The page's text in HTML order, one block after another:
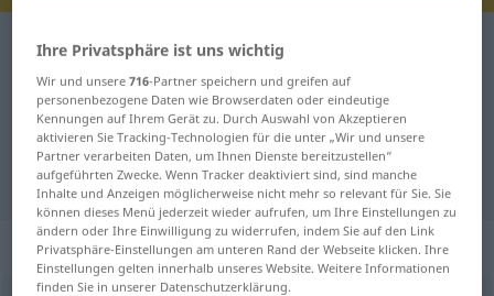
Deutsch-Japanisch Wörterbuch
Deutsch-Japanisch Übersetzung
für "platt"
"platt" Japanisch Übersetzung
„platt“
Ihre Privatsphäre ist uns wichtig
Wir und unsere716-Partner speichern und greifen auf
personenbezogene Daten wie Browserdaten oder eindeutige
Kennungen auf Ihrem Gerät zu. Durch Auswahl von Akzeptieren
aktivieren Sie Tracking-Technologien für die unter „Wir und unsere
Partner verarbeiten Daten, um Ihnen Dienste bereitzustellen“
aufgeführten Zwecke. Wenn Tracker deaktiviert sind, sind manche
Inhalte und Anzeigen möglicherweise nicht mehr so relevant für Sie. Sie
können dieses Menü jederzeit wieder aufrufen, um Ihre Einstellungen zu
ändern oder Ihre Einwilligung zu widerrufen, indem Sie auf den Link
Privatsphäre-Einstellungen am unteren Rand der Webseite klicken. Ihre
Einstellungen gelten innerhalb unseres Website. Weitere Informationen
finden Sie in unserer Datenschutzerklärung.